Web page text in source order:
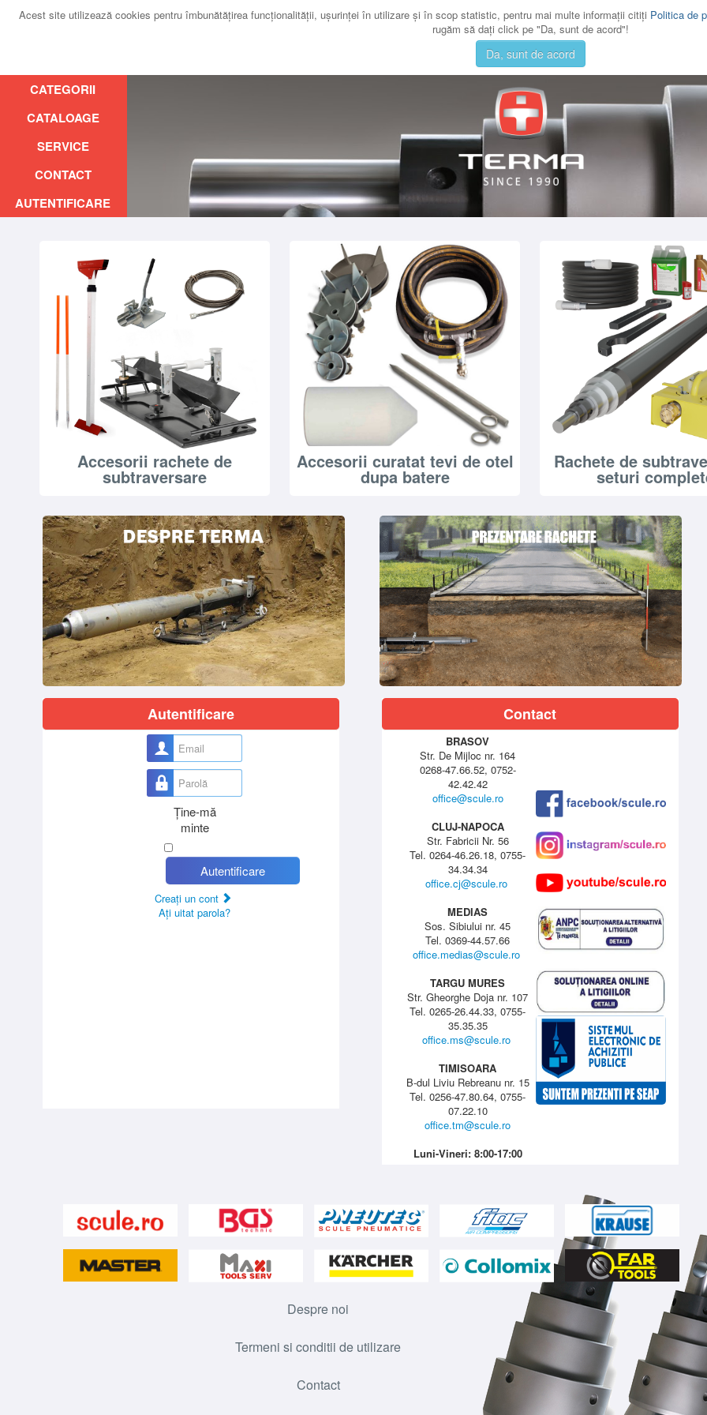
Acest site utilizează cookies pentru îmbunătăţirea funcţionalităţii, uşurinţei în utilizare şi în scop statistic, pentru mai multe informaţii citiţi Politica de
rugăm să daţi click pe "Da, sunt de acord"!
Da, sunt de acord
CATEGORII
CATALOAGE
SERVICE
CONTACT
AUTENTIFICARE
Accesorii rachete de
subtraversare
Accesorii curatat tevi de otel
dupa batere
Rachete de
seturi
Autentificare
Nume utilizator
Parolă
Ţine-mă
minte
Autentificare
Creaţi un cont
Aţi uitat parola?
Contact
BRASOV
Str. De Mijloc nr. 164
0268-47.66.52, 0752-
42.42.42
office@scule.ro
CLUJ-NAPOCA
Str. Fabricii Nr. 56
Tel. 0264-46.26.18, 0755-
34.34.34
office.cj@scule.ro
MEDIAS
Sos. Sibiului nr. 45
Tel. 0369-44.57.66
office.medias@scule.ro
TARGU MURES
Str. Gheorghe Doja nr. 107
Tel. 0265-26.44.33, 0755-
35.35.35
office.ms@scule.ro
TIMISOARA
B-dul Liviu Rebreanu nr. 15
Tel. 0256-47.80.64, 0755-
07.22.10
office.tm@scule.ro
Luni-Vineri: 8:00-17:00
Despre noi
Termeni si conditii de utilizare
Contact